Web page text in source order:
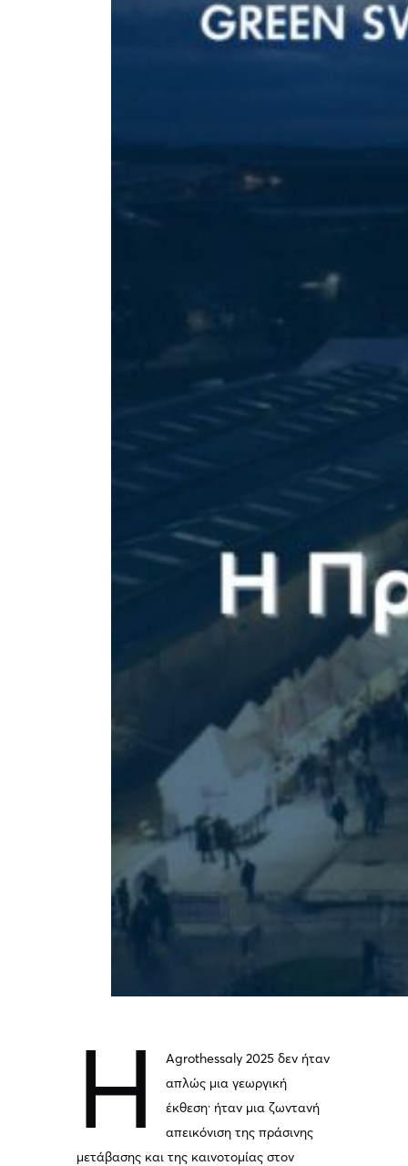
Η
Agrothessaly 2025 δεν ήταν
απλώς μια γεωργική
έκθεση· ήταν μια ζωντανή
απεικόνιση της πράσινης
μετάβασης και της καινοτομίας στον